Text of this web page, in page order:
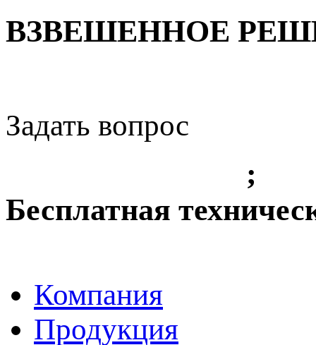
ВЗВЕШЕННОЕ
Задать вопрос
;
Бесплатная
Компания
Продукция